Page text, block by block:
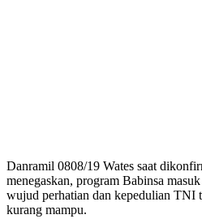
Danramil 0808/19 Wates saat
menegaskan, program Babinsa
wujud perhatian dan kepedulian TNI
kurang mampu.